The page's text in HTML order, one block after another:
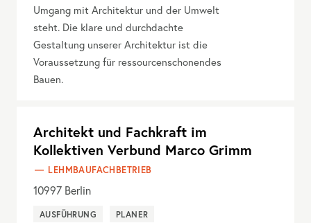
Umgang mit Architektur und der Umwelt
steht. Die klare und durchdachte
Gestaltung unserer Architektur ist die
Voraussetzung für ressourcenschonendes
Bauen.
Architekt und Fachkraft im
Kollektiven Verbund Marco Grimm
LEHMBAUFACHBETRIEB
10997 Berlin
AUSFÜHRUNG PLANER